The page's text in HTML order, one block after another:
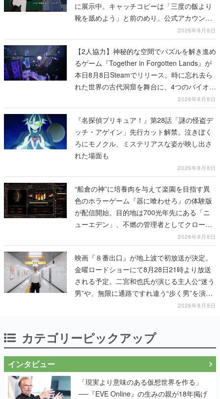
に展示中。キャッチコピーは「三度の飯より
靴を舐めよう」と前のめり。公式アカウント
も開設され、2026年リリースに向けて開発中
2026年8月8日
【2人協力】神秘的な空間でパズルを解き進め
るゲーム『Together in Forgotten Lands』が
本日8月8日Steamでリリース。時に忘れ去ら
れた世界の古代洞窟を舞台に、4つのバイオー
2026年8月8日
『名探偵プリキュア！』第28話「謎の怪盗デ
ッチ・アゲイン」先行カット解禁。泣きぼく
ろにモノクル、ミステリアスな姿が映し出さ
れた場面も
2026年8月8日
“船倉の神”に培養肉を与えて楽園を目指す異
色のホラーゲーム『器に喰わせろ』の体験版
が配信開始。目的地は700光年先にある「ニ
ューエデン」、不燃の管理者としてクローン
人間を増やし、加工して神に捧げる2026年8月8日
映画『８番出口』が地上波で初放送が決定。
金曜ロードショーにて8月28日21時より放送
される予定。二宮和也氏が演じる主人公“迷う
男”や、無限に通路ですれ違う“歩く男”を演じ
2026年8月8日
カテゴリーピックアップ
インタビュー
「現実より意味のある仮想世界を作る」
──『EVE Online』の生みの親が18年掲げ